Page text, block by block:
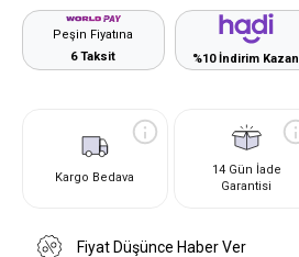
Peşin Fiyatına
6 Taksit
%10 İndirim Kazan
Kargo Bedava
14 Gün İade
Garantisi
Fiyat Düşünce Haber Ver